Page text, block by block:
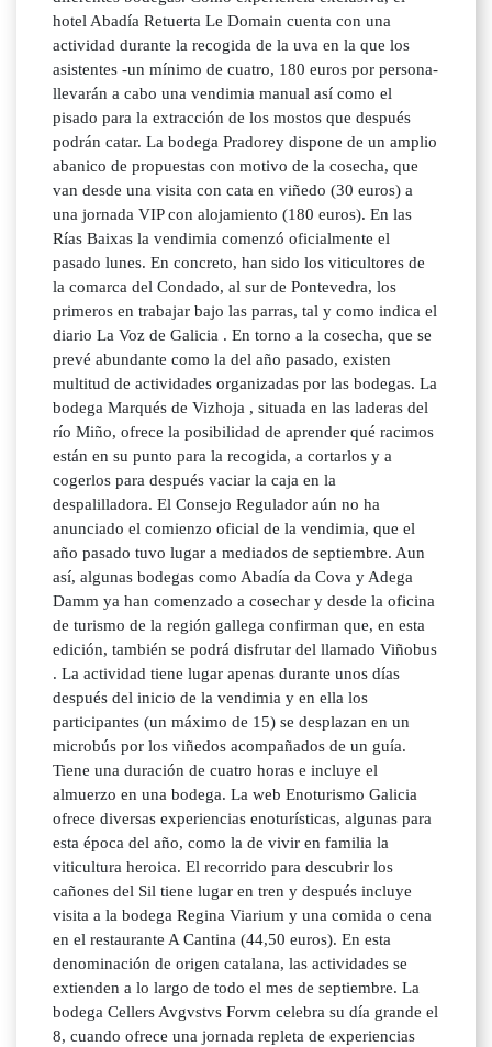
hotel Abadía Retuerta Le Domain cuenta con una
actividad durante la recogida de la uva en la que los
asistentes -un mínimo de cuatro, 180 euros por persona-
llevarán a cabo una vendimia manual así como el
pisado para la extracción de los mostos que después
podrán catar. La bodega Pradorey dispone de un amplio
abanico de propuestas con motivo de la cosecha, que
van desde una visita con cata en viñedo (30 euros) a
una jornada VIP con alojamiento (180 euros). En las
Rías Baixas la vendimia comenzó oficialmente el
pasado lunes. En concreto, han sido los viticultores de
la comarca del Condado, al sur de Pontevedra, los
primeros en trabajar bajo las parras, tal y como indica el
diario La Voz de Galicia . En torno a la cosecha, que se
prevé abundante como la del año pasado, existen
multitud de actividades organizadas por las bodegas. La
bodega Marqués de Vizhoja , situada en las laderas del
río Miño, ofrece la posibilidad de aprender qué racimos
están en su punto para la recogida, a cortarlos y a
cogerlos para después vaciar la caja en la
despalilladora. El Consejo Regulador aún no ha
anunciado el comienzo oficial de la vendimia, que el
año pasado tuvo lugar a mediados de septiembre. Aun
así, algunas bodegas como Abadía da Cova y Adega
Damm ya han comenzado a cosechar y desde la oficina
de turismo de la región gallega confirman que, en esta
edición, también se podrá disfrutar del llamado Viñobus
. La actividad tiene lugar apenas durante unos días
después del inicio de la vendimia y en ella los
participantes (un máximo de 15) se desplazan en un
microbús por los viñedos acompañados de un guía.
Tiene una duración de cuatro horas e incluye el
almuerzo en una bodega. La web Enoturismo Galicia
ofrece diversas experiencias enoturísticas, algunas para
esta época del año, como la de vivir en familia la
viticultura heroica. El recorrido para descubrir los
cañones del Sil tiene lugar en tren y después incluye
visita a la bodega Regina Viarium y una comida o cena
en el restaurante A Cantina (44,50 euros). En esta
denominación de origen catalana, las actividades se
extienden a lo largo de todo el mes de septiembre. La
bodega Cellers Avgvstvs Forvm celebra su día grande el
8, cuando ofrece una jornada repleta de experiencias